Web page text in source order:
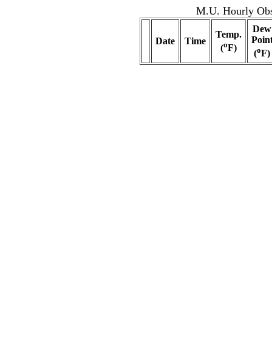
M.U. Hourly
Date Time
Temp.
(oF)
Dew
(oF)